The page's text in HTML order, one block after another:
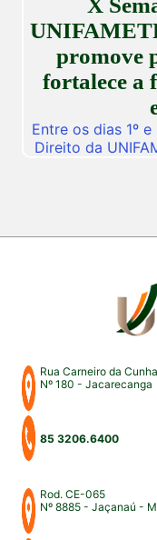
X
promove
fortalece a
Entre os dias 1º
Direito da
professores,
Rua Carneiro da Cunha
Nº 180 - Jacarecanga
85 3206.6400
Rod. CE-065
Nº 8885 - Jaçanaú -